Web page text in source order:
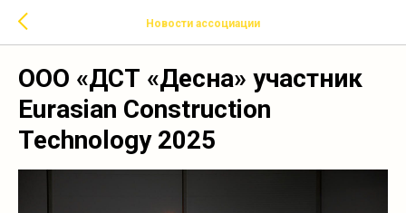
Новости ассоциации
ООО «ДСТ «Десна» участник
Eurasian Construction
Technology 2025